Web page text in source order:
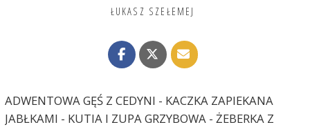
ŁUKASZ SZEŁEMEJ
ADWENTOWA GĘŚ Z CEDYNI - KACZKA ZAPIEKANA
JABŁKAMI - KUTIA I ZUPA GRZYBOWA - ŻEBERKA Z